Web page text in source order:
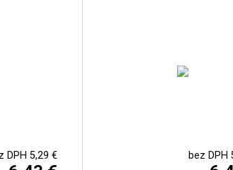
DPH 5,29 € bez DPH